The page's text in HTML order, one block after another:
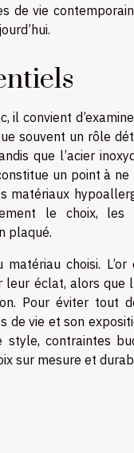
de vie
il convient
souvent un rôle
que l’acier
un point à
matériaux
le choix,
plaqué.
choisi.
éclat, alors que
Pour éviter tout
vie et son
contraintes
sur mesure et